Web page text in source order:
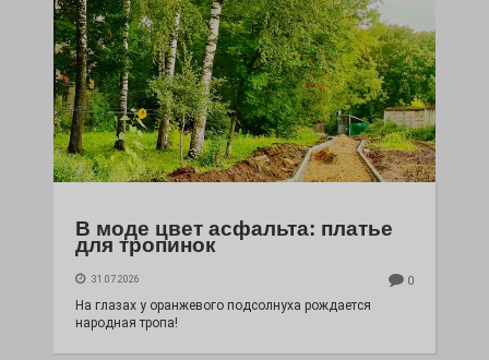
В моде цвет асфальта: платье
для тропинок
31.07.2026 0
На глазах у оранжевого подсолнуха рождается
народная тропа!